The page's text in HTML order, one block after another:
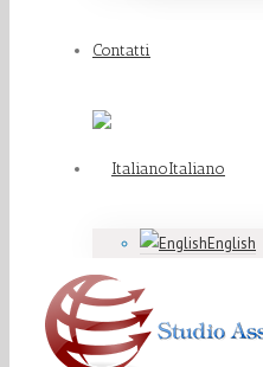
Contatti
Italiano
English